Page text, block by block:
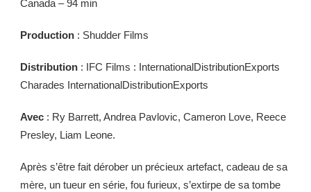
Canada – 94 min
Production : Shudder Films
Distribution : IFC Films : InternationalDistributionExports
Charades InternationalDistributionExports
Avec : Ry Barrett, Andrea Pavlovic, Cameron Love, Reece
Presley, Liam Leone.
Après s’être fait dérober un précieux artefact, cadeau de sa
mère, un tueur en série, fou furieux, s’extirpe de sa tombe